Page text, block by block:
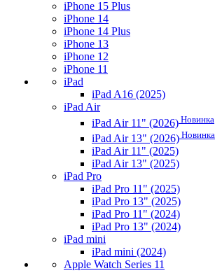
iPhone 15 Plus
iPhone 14
iPhone 14 Plus
iPhone 13
iPhone 12
iPhone 11
iPad
iPad A16 (2025)
iPad Air
iPad Air 11" (2026) Новинка
iPad Air 13" (2026) Новинка
iPad Air 11" (2025)
iPad Air 13" (2025)
iPad Pro
iPad Pro 11" (2025)
iPad Pro 13" (2025)
iPad Pro 11" (2024)
iPad Pro 13" (2024)
iPad mini
iPad mini (2024)
Apple Watch Series 11